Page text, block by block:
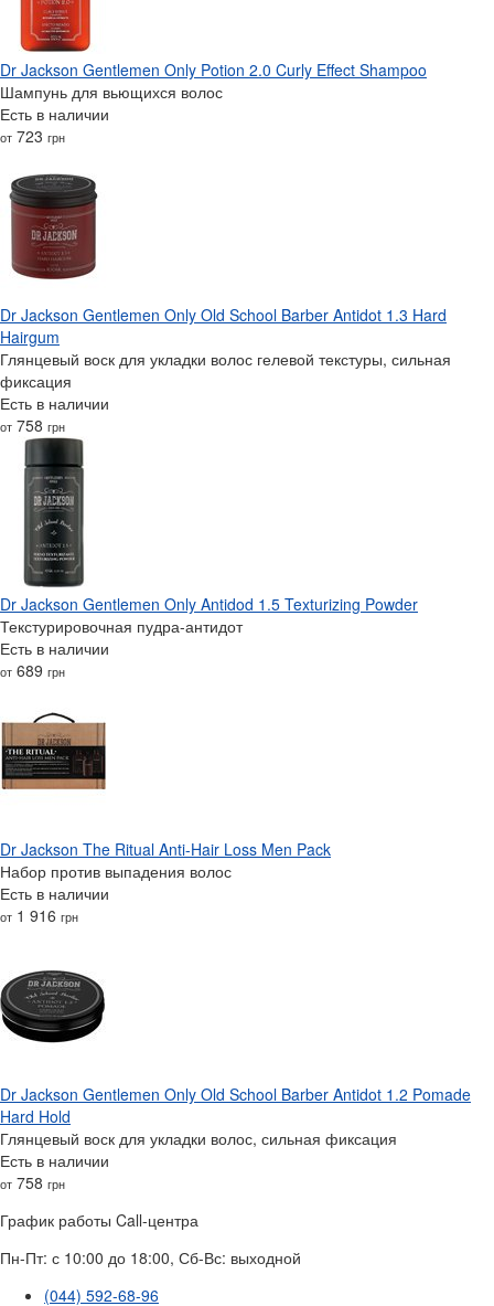
Dr Jackson Gentlemen Only Potion 2.0 Curly Effect Shampoo
Шампунь для вьющихся волос
Есть в наличии
от 723 грн
Dr Jackson Gentlemen Only Old School Barber Antidot 1.3 Hard
Hairgum
Глянцевый воск для укладки волос гелевой текстуры, сильная
фиксация
Есть в наличии
от 758 грн
Dr Jackson Gentlemen Only Antidod 1.5 Texturizing Powder
Текстурировочная пудра-антидот
Есть в наличии
от 689 грн
Dr Jackson The Ritual Anti-Hair Loss Men Pack
Набор против выпадения волос
Есть в наличии
от 1 916 грн
Dr Jackson Gentlemen Only Old School Barber Antidot 1.2 Pomade
Hard Hold
Глянцевый воск для укладки волос, сильная фиксация
Есть в наличии
от 758 грн
График работы Call-центра
Пн-Пт: с 10:00 до 18:00, Сб-Вс: выходной
(044) 592-68-96